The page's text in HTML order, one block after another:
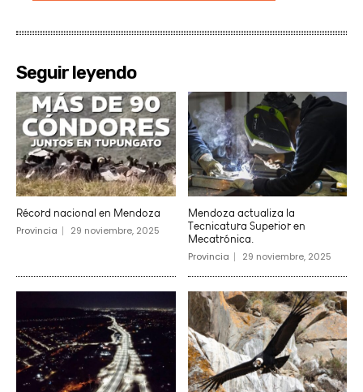
Seguir leyendo
Récord nacional en Mendoza
Provincia 29 noviembre, 2025
Mendoza actualiza la
Tecnicatura Superior en
Mecatrónica.
Provincia 29 noviembre, 2025